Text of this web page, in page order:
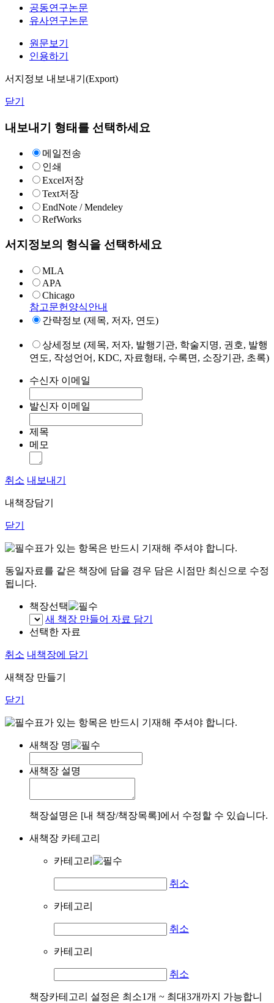
공동연구논문
유사연구논문
원문보기
인용하기
서지정보 내보내기(Export)
닫기
내보내기 형태를 선택하세요
메일전송
인쇄
Excel저장
Text저장
EndNote / Mendeley
RefWorks
서지정보의 형식을 선택하세요
MLA
APA
Chicago
참고문헌양식안내
간략정보 (제목, 저자, 연도)
상세정보 (제목, 저자, 발행기관, 학술지명, 권호, 발행
연도, 작성언어, KDC, 자료형태, 수록면, 소장기관, 초록)
수신자 이메일
발신자 이메일
제목
메모
취소 내보내기
내책장담기
닫기
표가 있는 항목은 반드시 기재해 주셔야 합니다.
동일자료를 같은 책장에 담을 경우 담은 시점만 최신으로 수정
됩니다.
책장선택
새 책장 만들어 자료 담기
선택한 자료
취소 내책장에 담기
새책장 만들기
닫기
표가 있는 항목은 반드시 기재해 주셔야 합니다.
새책장 명
새책장 설명
책장설명은 [내 책장/책장목록]에서 수정할 수 있습니다.
새책장 카테고리
카테고리
취소
카테고리
취소
카테고리
취소
책장카테고리 설정은 최소1개 ~ 최대3개까지 가능합니